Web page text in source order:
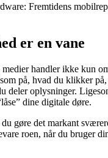
Fremtidens
er en vane
handler ikke kun
på, hvad du klikker
deler oplysninger.
dine digitale døre.
gøre det markant
roen, når du bruger